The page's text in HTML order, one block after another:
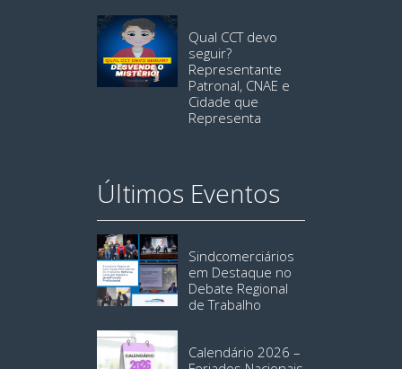
Qual CCT devo
seguir?
Representante
Patronal, CNAE e
Cidade que
Representa
Últimos Eventos
Sindcomerciários
em Destaque no
Debate Regional
de Trabalho
Calendário 2026 –